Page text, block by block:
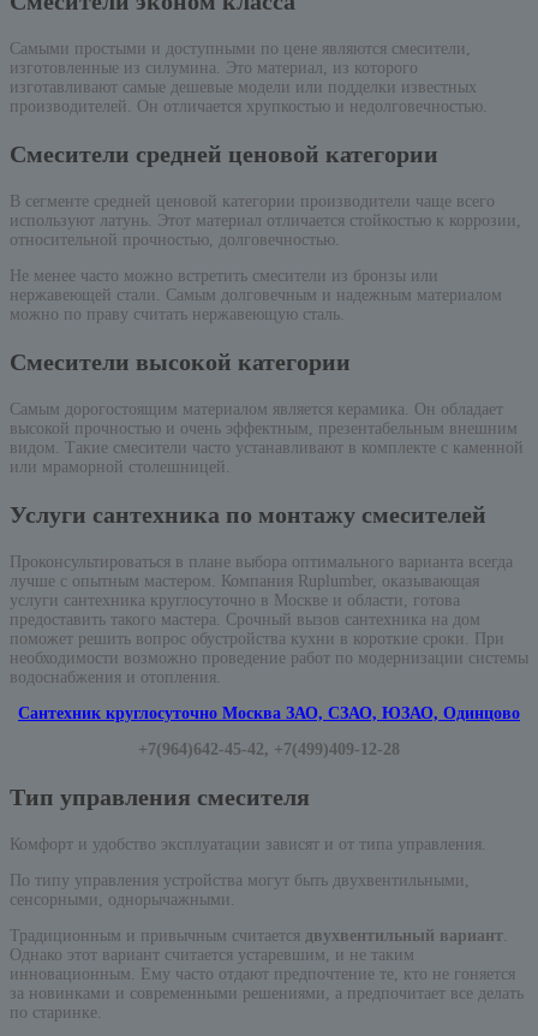
Самыми простыми и доступными по цене являются смесители,
изготовленные из силумина. Это материал, из которого
изготавливают самые дешевые модели или подделки известных
производителей. Он отличается хрупкостью и недолговечностью.
Смесители средней ценовой категории
В сегменте средней ценовой категории производители чаще всего
используют латунь. Этот материал отличается стойкостью к коррозии,
относительной прочностью, долговечностью.
Не менее часто можно встретить смесители из бронзы или
нержавеющей стали. Самым долговечным и надежным материалом
можно по праву считать нержавеющую сталь.
Смесители высокой категории
Самым дорогостоящим материалом является керамика. Он обладает
высокой прочностью и очень эффектным, презентабельным внешним
видом. Такие смесители часто устанавливают в комплекте с каменной
или мраморной столешницей.
Услуги сантехника по монтажу смесителей
Проконсультироваться в плане выбора оптимального варианта всегда
лучше с опытным мастером. Компания Ruplumber, оказывающая
услуги сантехника круглосуточно в Москве и области, готова
предоставить такого мастера. Срочный вызов сантехника на дом
поможет решить вопрос обустройства кухни в короткие сроки. При
необходимости возможно проведение работ по модернизации системы
водоснабжения и отопления.
Сантехник круглосуточно Москва ЗАО, СЗАО, ЮЗАО, Одинцово
+7(964)642-45-42, +7(499)409-12-28
Тип управления смесителя
Комфорт и удобство эксплуатации зависят и от типа управления.
По типу управления устройства могут быть двухвентильными,
сенсорными, однорычажными.
Традиционным и привычным считается двухвентильный вариант.
Однако этот вариант считается устаревшим, и не таким
инновационным. Ему часто отдают предпочтение те, кто не гоняется
за новинками и современными решениями, а предпочитает все делать
по старинке.